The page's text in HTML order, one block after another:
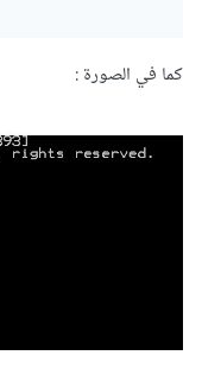
كما في الصورة :